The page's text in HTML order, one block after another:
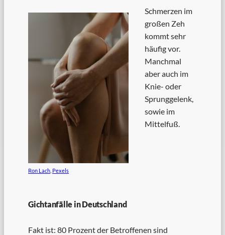
Ron Lach Pexels
Schmerzen im
großen Zeh
kommt sehr
häufig vor.
Manchmal
aber auch im
Knie- oder
Sprunggelenk,
sowie im
Mittelfuß.
Gichtanfälle in Deutschland
Fakt ist: 80 Prozent der Betroffenen sind